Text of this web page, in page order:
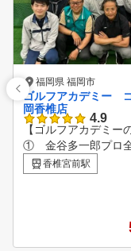
福岡県 福岡市
ゴルフアカデミー
岡香椎店
4.9
【ゴルフアカデミー
① 金谷多一郎プロ
スン 入会者には
プロ監修レッスンテ
す。 曜日毎に
香椎宮前駅